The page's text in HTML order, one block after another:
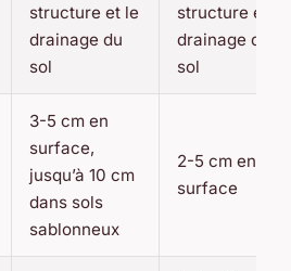
structure et le
drainage du
sol
structure et le
drainage du
sol
3-5 cm en
surface,
jusqu’à 10 cm
dans sols
sablonneux
2-5 cm en
surface